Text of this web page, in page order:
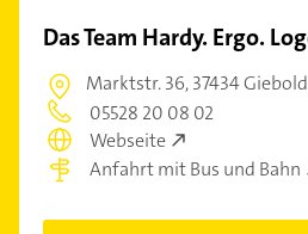
Das Team Hardy. Ergo.
Marktstr. 36,37434
05528 20 08 02
Webseite
Anfahrt mit Bus und Bahn